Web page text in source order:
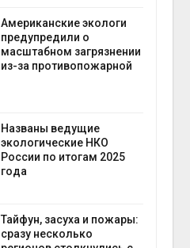
Американские экологи
предупредили о
масштабном загрязнении
из-за противопожарной
Названы ведущие
экологические НКО
России по итогам 2025
года
Тайфун, засуха и пожары:
сразу несколько